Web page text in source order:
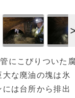
にこびりついた
な廃油の塊は氷
は台所から排出